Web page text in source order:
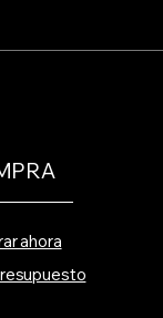
ahora